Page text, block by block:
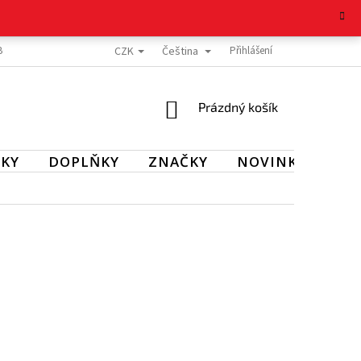
REKLAMAČNÍ ŘÁD OCHRANA OSOBNÍCH ÚDAJŮ
CZK Čeština Přihlášení
NÁKUPNÍ
Prázdný košík
DOPLŇKY ZNAČKY NOVINKY